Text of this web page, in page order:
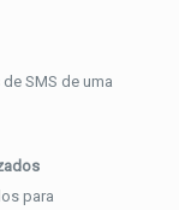
SMS de uma
para